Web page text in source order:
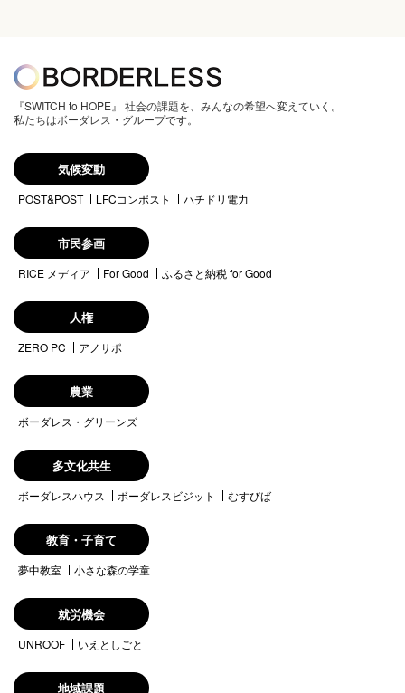
『SWITCH to HOPE』 社会の課題を、みんなの希望へ変えていく。
私たちはボーダレス・グループです。
気候変動
POST&POST LFCコンポスト ハチドリ電力
市民参画
RICE メディア For Good ふるさと納税 for Good
人権
ZERO PC アノサポ
農業
ボーダレス・グリーンズ
多文化共生
ボーダレスハウス ボーダレスビジット むすびば
教育・子育て
夢中教室 小さな森の学童
就労機会
UNROOF いえとしごと
地域課題